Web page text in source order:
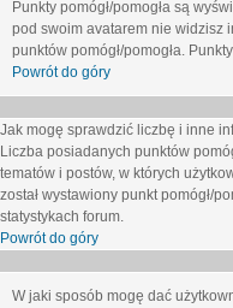
Punkty pomógł/pomogła są
pod swoim avatarem nie widzisz
punktów pomógł/pomogła.
Powrót do góry
Jak mogę sprawdzić liczbę i inne
Liczba posiadanych punktów
tematów i postów, w których
został wystawiony punkt pomógł/
statystykach forum.
Powrót do góry
W jaki sposób mogę dać